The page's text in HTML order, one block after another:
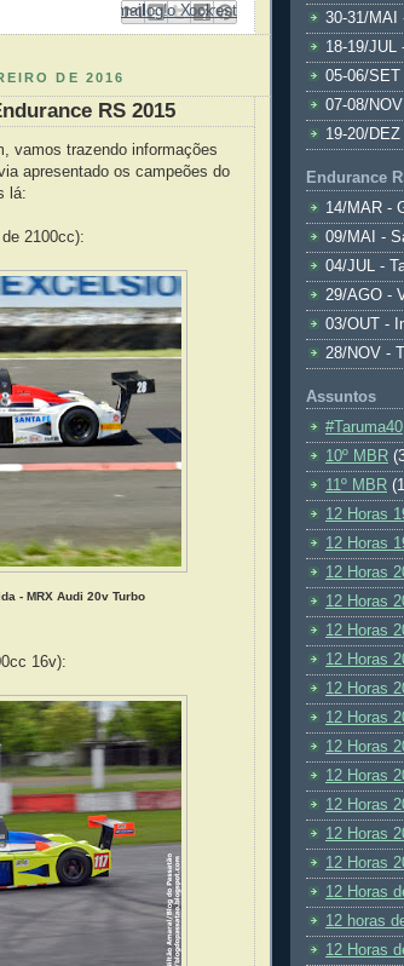
Enviar por e-mail
Postar no blog!
Compartilhar no X
Compartilhar no Facebook
Compartilhar com o Pinterest
DE 2016
RS 2015
vamos trazendo informações
apresentado os campeões do
lá:
2100cc):
- MRX Audi 20v Turbo
16v):
30-31/MAI
18-19/JUL
05-06/
07-08/
19-20/
Endurance
14/MAR -
09/MAI -
04/JUL -
29/AGO -
03/OUT -
28/NOV -
Assuntos
#Taruma40
10º MBR
11º MBR
12 Horas
12 Horas
12 Horas
12 Horas
12 Horas
12 Horas
12 Horas
12 Horas
12 Horas
12 Horas
12 Horas
12 Horas
12 Horas
12 Horas
12 horas
12 Horas